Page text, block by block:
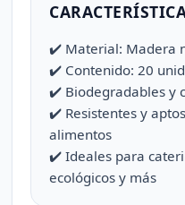
✔️ Material: Madera
✔️ Contenido: 20
✔️ Biodegradables y
✔️ Resistentes y
alimentos
✔️ Ideales para
ecológicos y más